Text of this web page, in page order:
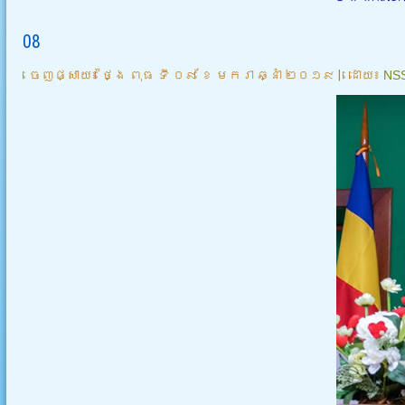
08
ចេញផ្សាយ៖ ថ្ងៃ ពុធ ទី ០៩ ខែ មករា ឆ្នាំ ២០១៩ | ដោយ៖